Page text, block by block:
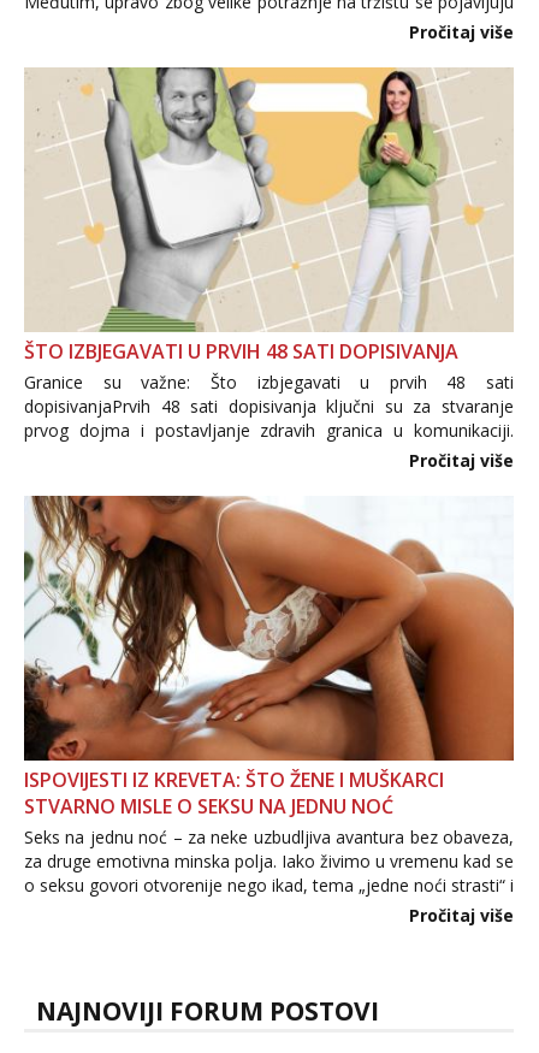
i brojni krivotvoreni proizvodi, nepouzdane internetske
Pročitaj više
ŠTO IZBJEGAVATI U PRVIH 48 SATI DOPISIVANJA
Granice su važne: Što izbjegavati u prvih 48 sati
dopisivanjaPrvih 48 sati dopisivanja ključni su za stvaranje
prvog dojma i postavljanje zdravih granica u komunikaciji.
Važno je izbjeći prebrzo otkrivanje osobnih ili intimnih
informacija, jer nepoznata osoba još nije zaslužila to
povjerenje. Takođe...
Pročitaj više
ISPOVIJESTI IZ KREVETA: ŠTO ŽENE I MUŠKARCI
STVARNO MISLE O SEKSU NA JEDNU NOĆ
Seks na jednu noć – za neke uzbudljiva avantura bez obaveza,
za druge emotivna minska polja. Iako živimo u vremenu kad se
o seksu govori otvorenije nego ikad, tema „jedne noći strasti“ i
dalje izaziva burne rasprave. Što zapravo misle žene, a što
Pročitaj više
NAJNOVIJI FORUM POSTOVI